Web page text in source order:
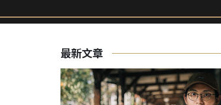
最新文章